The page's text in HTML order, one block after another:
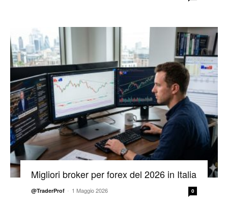
Migliori broker per forex del 2026 in Italia
@TraderProf - 1 Maggio 2026 0